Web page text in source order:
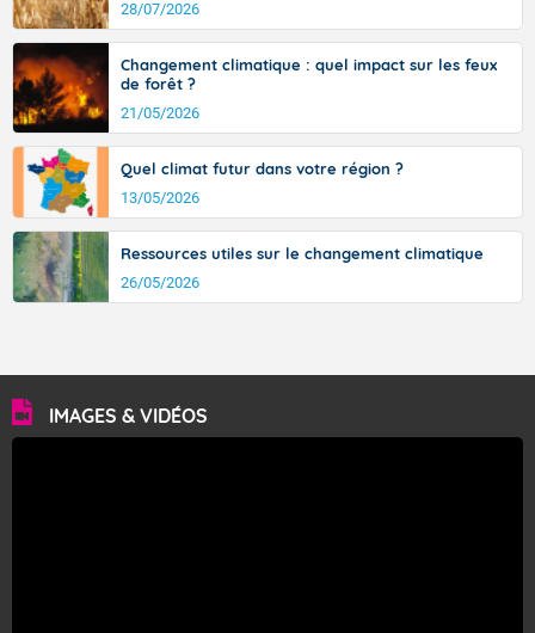
28/07/2026
Changement climatique : quel impact sur les feux
de forêt ?
21/05/2026
Quel climat futur dans votre région ?
13/05/2026
Ressources utiles sur le changement climatique
26/05/2026
IMAGES & VIDÉOS